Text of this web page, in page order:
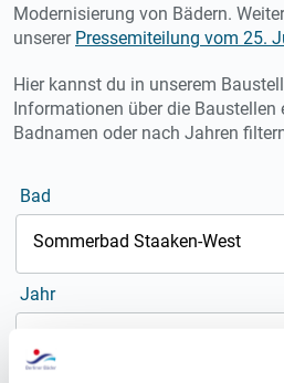
Modernisierung von Bädern.
unserer Pressemiteilung vom 25.
Hier kannst du in unserem
Informationen über die Baustellen
Badnamen oder nach Jahren
Bad
Sommerbad Staaken-West
Jahr